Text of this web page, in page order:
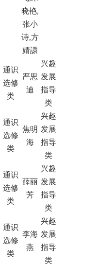
晓艳,
张小
诗,方
婧譞
通识
选修
类
严思
迪
兴趣
发展
指导
类
通识
选修
类
焦明
海
兴趣
发展
指导
类
通识
选修
类
薛丽
芳
兴趣
发展
指导
类
通识
选修
类
李海
燕
兴趣
发展
指导
类